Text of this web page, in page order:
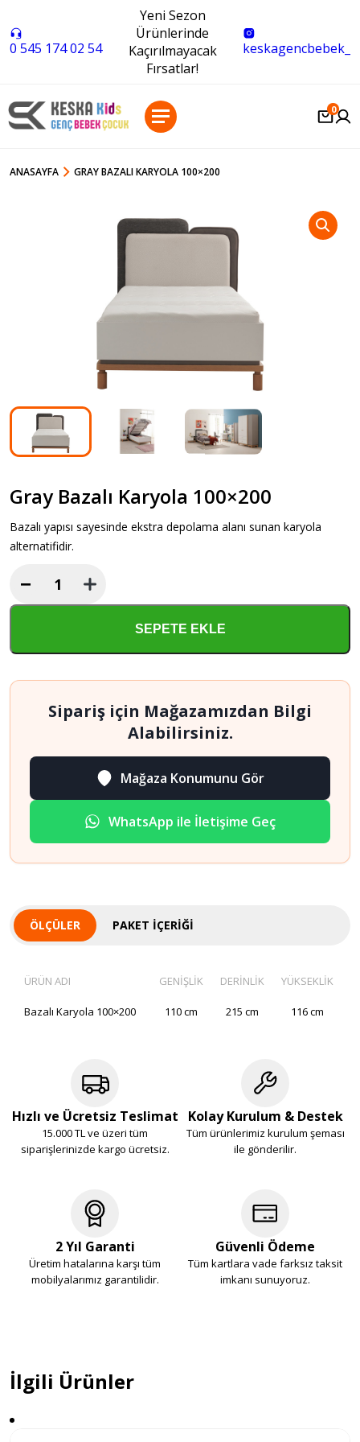
0 545 174 02 54
Yeni Sezon
Ürünlerinde
Kaçırılmayacak
Fırsatlar!
keskagencbebek_
0
ANASAYFA GRAY BAZALI KARYOLA 100×200
Gray Bazalı Karyola 100×200
Bazalı yapısı sayesinde ekstra depolama alanı sunan karyola
alternatifidir.
Gray
Bazalı
100x200
−
SEPETE EKLE
Sipariş için Mağazamızdan Bilgi
Alabilirsiniz.
Mağaza Konumunu Gör
WhatsApp ile İletişime Geç
ÖLÇÜLER PAKET İÇERIĞI
ÜRÜN ADI GENİŞLİK DERİNLİK YÜKSEKLİK
Bazalı Karyola 100×200 110 cm 215 cm 116 cm
Hızlı ve Ücretsiz Teslimat
15.000 TL ve üzeri tüm
siparişlerinizde kargo ücretsiz.
Kolay Kurulum & Destek
Tüm ürünlerimiz kurulum şeması
ile gönderilir.
2 Yıl Garanti
Üretim hatalarına karşı tüm
mobilyalarımız garantilidir.
Güvenli Ödeme
Tüm kartlara vade farksız taksit
imkanı sunuyoruz.
İlgili Ürünler